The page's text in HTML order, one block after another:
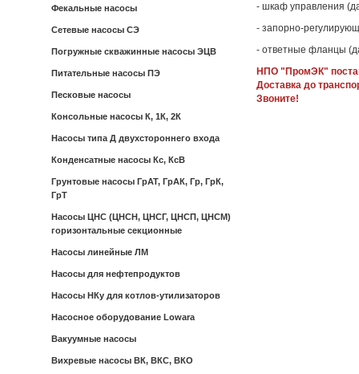
Фекальные насосы
Сетевые насосы СЭ
Погружные скважинные насосы ЭЦВ
Питательные насосы ПЭ
Песковые насосы
Консольные насосы К, 1К, 2К
Насосы типа Д двухстороннего входа
Конденсатные насосы Кс, КсВ
Грунтовые насосы ГрАТ, ГрАК, Гр, ГрК,
ГрТ
Насосы ЦНС (ЦНСН, ЦНСГ, ЦНСП, ЦНСМ)
горизонтальные секционные
Насосы линейные ЛМ
Насосы для нефтепродуктов
Насосы НКу для котлов-утилизаторов
Насосное оборудование Lowara
Вакуумные насосы
Вихревые насосы ВК, ВКС, ВКО
- шкаф управления
- запорно-
- ответные фланцы
НПО "ПромЭК"
Доставка до
Звоните!